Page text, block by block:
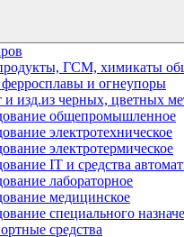
ГСМ, химикаты
и огнеупоры
и изд.из черных, цветных
общепромышленное
электротехническое
электротермическое
IT и средства
лабораторное
медицинское
специального
средства